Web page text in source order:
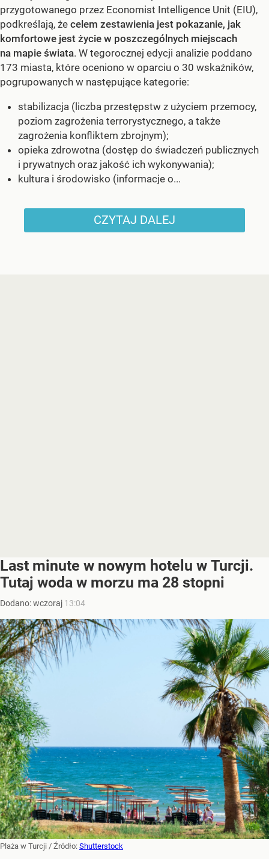
przygotowanego przez Economist Intelligence Unit (EIU),
podkreślają, że celem zestawienia jest pokazanie, jak
komfortowe jest życie w poszczególnych miejscach
na mapie świata. W tegorocznej edycji analizie poddano
173 miasta, które oceniono w oparciu o 30 wskaźników,
pogrupowanych w następujące kategorie:
stabilizacja (liczba przestępstw z użyciem przemocy,
poziom zagrożenia terrorystycznego, a także
zagrożenia konfliktem zbrojnym);
opieka zdrowotna (dostęp do świadczeń publicznych
i prywatnych oraz jakość ich wykonywania);
kultura i środowisko (informacje o...
CZYTAJ DALEJ
Last minute w nowym hotelu w Turcji.
Tutaj woda w morzu ma 28 stopni
Dodano:wczoraj 13:04
Plaża w Turcji / Źródło: Shutterstock